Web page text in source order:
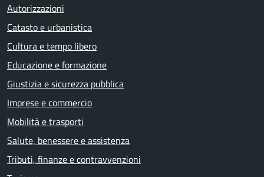
Autorizzazioni
Catasto e urbanistica
Cultura e tempo libero
Educazione e formazione
Giustizia e sicurezza pubblica
Imprese e commercio
Mobilità e trasporti
Salute, benessere e assistenza
Tributi, finanze e contravvenzioni